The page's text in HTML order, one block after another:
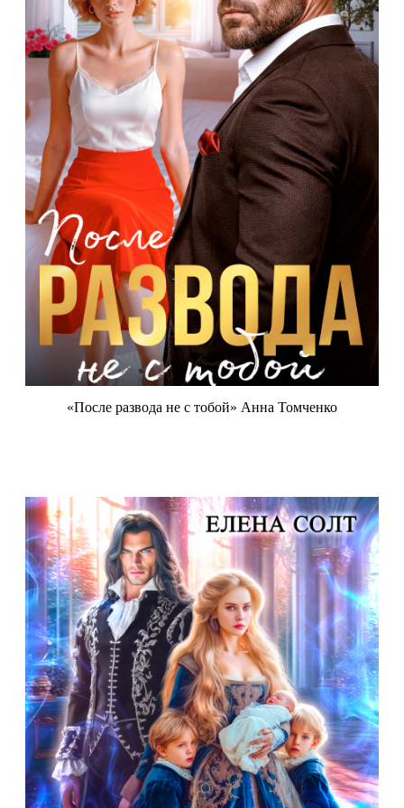
«После развода не с тобой» Анна Томченко